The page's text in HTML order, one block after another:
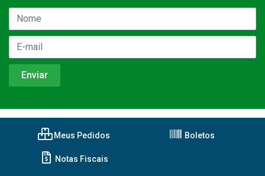
Meus Pedidos Boletos
Notas Fiscais